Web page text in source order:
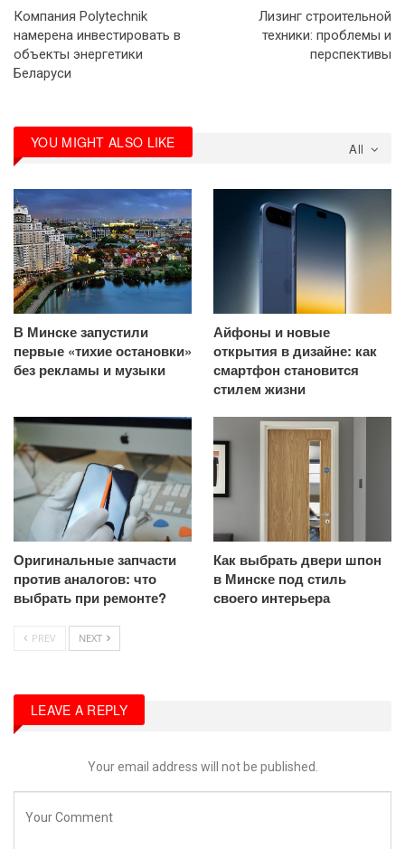
Компания Polytechnik
намерена инвестировать в
объекты энергетики
Беларуси
Лизинг строительной
техники: проблемы и
перспективы
All
YOU MIGHT ALSO LIKE
В Минске запустили
первые «тихие остановки»
без рекламы и музыки
Айфоны и новые
открытия в дизайне: как
смартфон становится
стилем жизни
Оригинальные запчасти
против аналогов: что
выбрать при ремонте?
Как выбрать двери шпон
в Минске под стиль
своего интерьера
PREV NEXT
LEAVE A REPLY
Your email address will not be published.